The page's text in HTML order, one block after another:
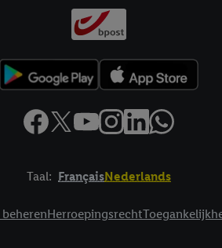
Taal: FrançaisNederlands
Herroepingsrecht